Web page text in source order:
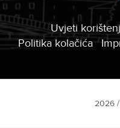
Uvjeti
Politika kolačića
2026